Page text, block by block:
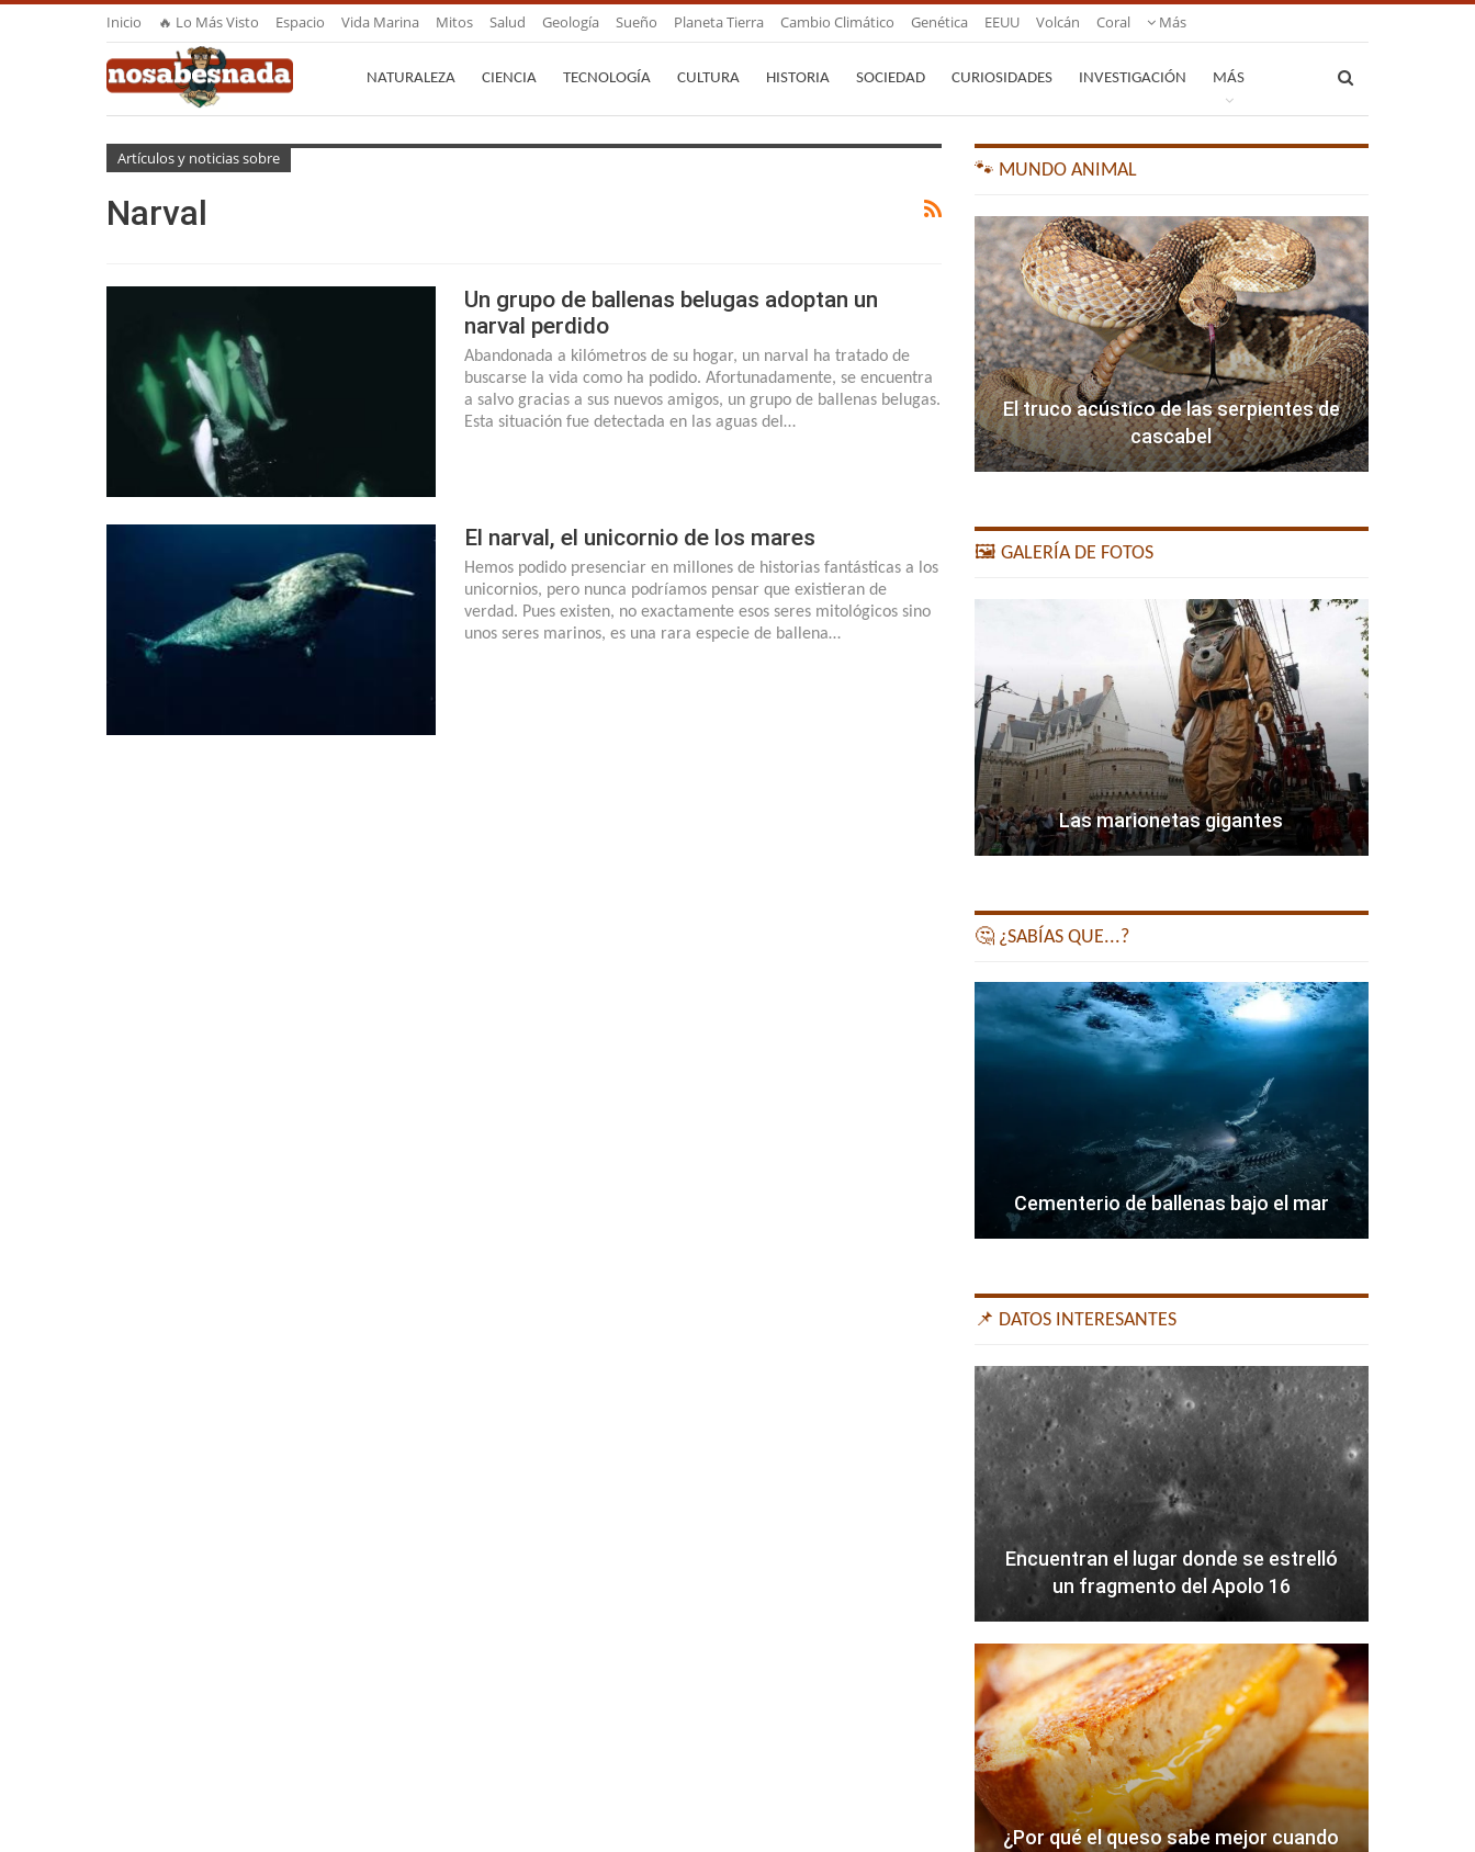
Inicio 🔥 Lo Más Visto Espacio Vida Marina Mitos Salud Geología Sueño Planeta Tierra Cambio Climático Genética EEUU Volcán Coral Más
NATURALEZA CIENCIA TECNOLOGÍA CULTURA HISTORIA SOCIEDAD CURIOSIDADES INVESTIGACIÓN MÁS
Artículos y noticias sobre
Narval
Un grupo de ballenas belugas adoptan un
narval perdido
Abandonada a kilómetros de su hogar, un narval ha tratado de
buscarse la vida como ha podido. Afortunadamente, se encuentra
a salvo gracias a sus nuevos amigos, un grupo de ballenas belugas.
Esta situación fue detectada en las aguas del…
El narval, el unicornio de los mares
Hemos podido presenciar en millones de historias fantásticas a los
unicornios, pero nunca podríamos pensar que existieran de
verdad. Pues existen, no exactamente esos seres mitológicos sino
unos seres marinos, es una rara especie de ballena…
🐾 MUNDO ANIMAL
El truco acústico de las serpientes de
cascabel
🖼️ GALERÍA DE FOTOS
Las marionetas gigantes
🤔 ¿SABÍAS QUE...?
Cementerio de ballenas bajo el mar
📌 DATOS INTERESANTES
Encuentran el lugar donde se estrelló
un fragmento del Apolo 16
¿Por qué el queso sabe mejor cuando